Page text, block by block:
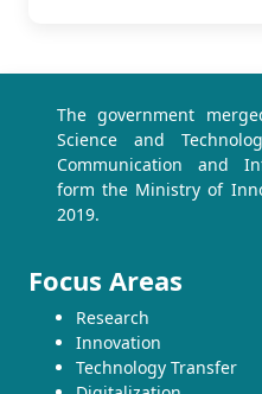
The government
Science and
Communication and
form the Ministry of
2019.
Focus Areas
Research
Innovation
Technology Transfer